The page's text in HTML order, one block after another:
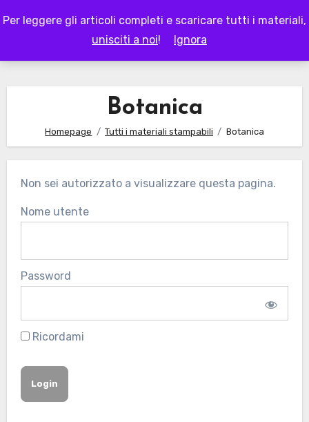
Per leggere gli articoli completi e scaricare tutti i materiali,
unisciti a noi! Ignora
to
LAPAPPADOLCE
Botanica
Homepage Tutti i materiali stampabili Botanica
Non sei autorizzato a visualizzare questa pagina.
Nome utente
Password
Ricordami